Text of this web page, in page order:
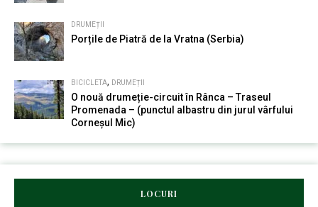
DRUMEȚII
Porțile de Piatră de la Vratna (Serbia)
BICICLETA, DRUMEȚII
O nouă drumeție-circuit în Rânca – Traseul
Promenada – (punctul albastru din jurul vârfului
Corneșul Mic)
LOCURI